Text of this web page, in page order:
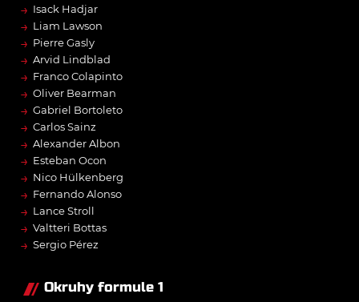
→ Isack Hadjar
→ Liam Lawson
→ Pierre Gasly
→ Arvid Lindblad
→ Franco Colapinto
→ Oliver Bearman
→ Gabriel Bortoleto
→ Carlos Sainz
→ Alexander Albon
→ Esteban Ocon
→ Nico Hülkenberg
→ Fernando Alonso
→ Lance Stroll
→ Valtteri Bottas
→ Sergio Pérez
Okruhy formule 1